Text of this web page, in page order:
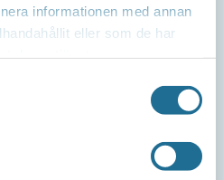
informationen med annan
eller som de har